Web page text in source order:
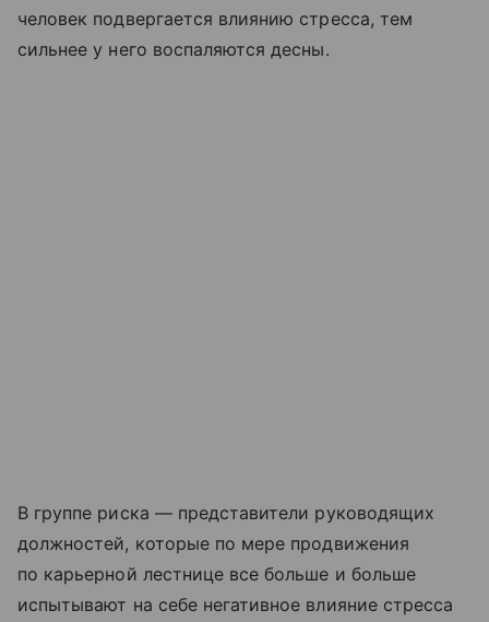
человек подвергается влиянию стресса, тем
сильнее у него воспаляются десны.
В группе риска — представители руководящих
должностей, которые по мере продвижения
по карьерной лестнице все больше и больше
испытывают на себе негативное влияние стресса